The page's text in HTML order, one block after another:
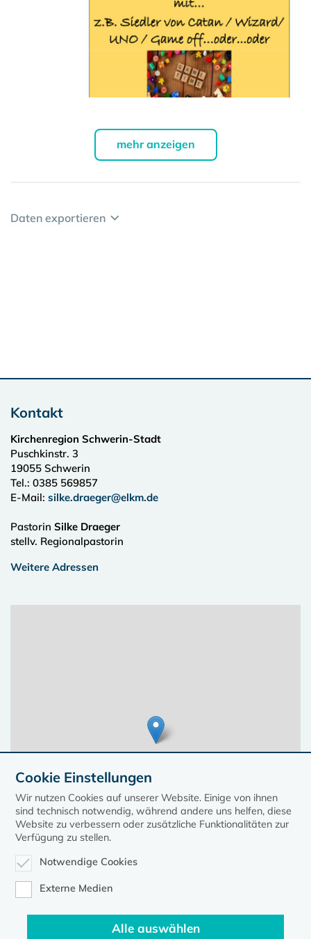
mehr anzeigen
Daten exportieren
Kontakt
Kirchenregion Schwerin-Stadt
Puschkinstr. 3
19055 Schwerin
Tel.: 0385 569857
E-Mail: silke.draeger@elkm.de
Pastorin Silke Draeger
stellv. Regionalpastorin
Weitere Adressen
Cookie Einstellungen
Wir nutzen Cookies auf unserer Website. Einige von ihnen
sind technisch notwendig, während andere uns helfen, diese
Website zu verbessern oder zusätzliche Funktionalitäten zur
Verfügung zu stellen.
Notwendige Cookies
Externe Medien
Alle auswählen